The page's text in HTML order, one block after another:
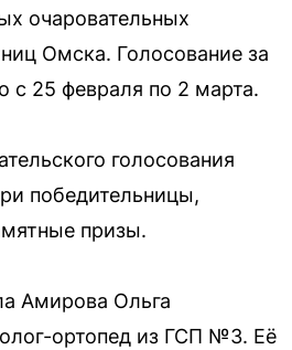
очаровательных
Омска. Голосование за
с 25 февраля по 2 марта.
голосования
победительницы,
призы.
Амирова Ольга
ортопед из ГСП №3. Её